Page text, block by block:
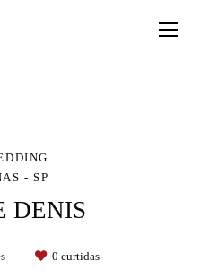
- SP
DENIS
0 curtidas